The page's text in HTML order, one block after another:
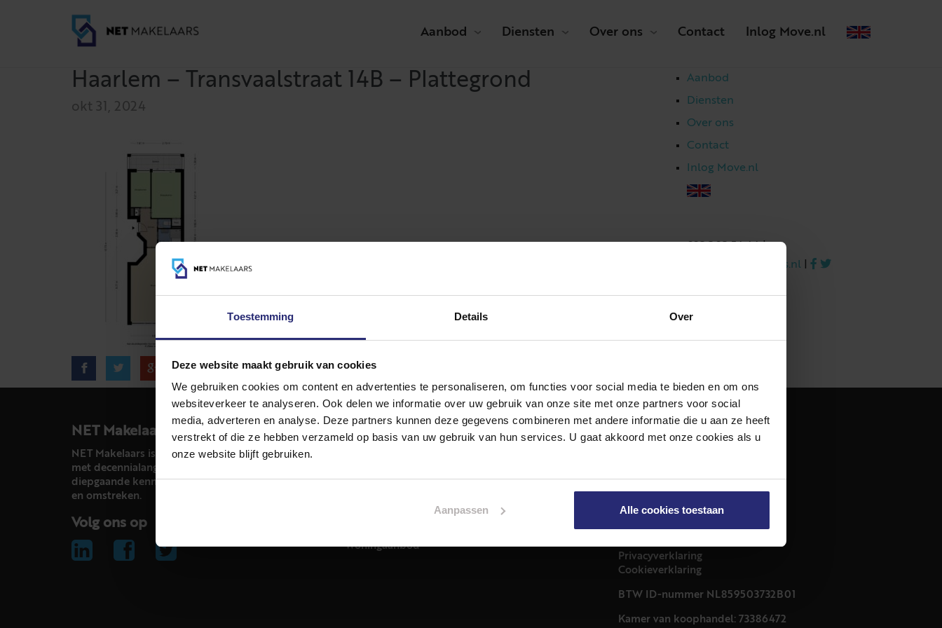
Toestemming Details Over
Deze website maakt gebruik van cookies
We gebruiken cookies om content en advertenties te personaliseren, om functies voor social media te bieden en om ons
websiteverkeer te analyseren. Ook delen we informatie over uw gebruik van onze site met onze partners voor social
media, adverteren en analyse. Deze partners kunnen deze gegevens combineren met andere informatie die u aan ze heeft
verstrekt of die ze hebben verzameld op basis van uw gebruik van hun services. U gaat akkoord met onze cookies als u
onze website blijft gebruiken.
Aanpassen Alle cookies toestaan
Aanbod Diensten Over ons Contact Inlog Move.nl
Haarlem – Transvaalstraat 14B – Plattegrond
okt 31, 2024
Aanbod
Diensten
Over ons
Contact
Inlog Move.nl
info@netmakelaars.nl
NET Makelaars
NET Makelaars is een modern makelaarskantoor
met decennialange ervaring in het vak en
diepgaande kennis van de huizenmarkt in Haarlem
en omstreken.
Volg ons op
Diensten
Verkoop
Woningaanbod
Adres
Contact
info@netmakelaars.nl
Privacyverklaring
Cookieverklaring
BTW ID-nummer NL859503732B01
Kamer van koophandel: 73386472